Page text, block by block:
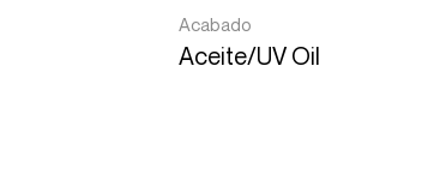
Acabado
Aceite/UV Oil